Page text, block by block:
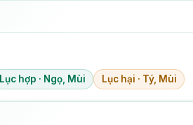
Lục hợp · Ngọ, Mùi Lục hại · Tý, Mùi